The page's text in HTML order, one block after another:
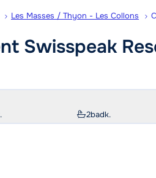
Les Masses / Thyon - Les Collons
Swisspeak
2badk.